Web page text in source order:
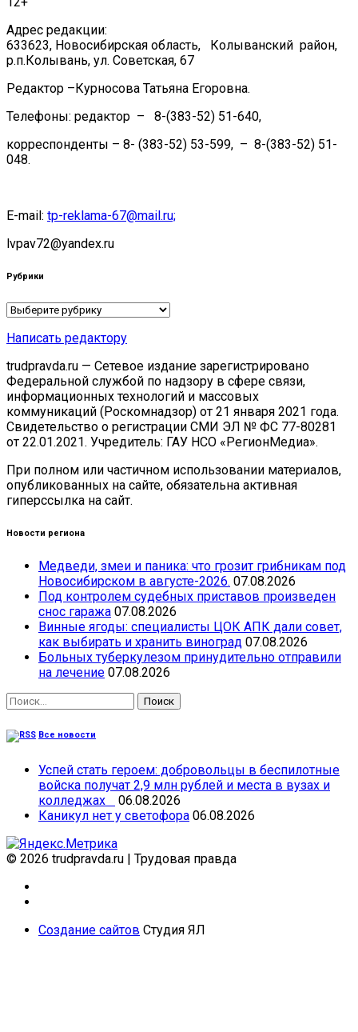
Адрес редакции:
633623, Новосибирская область, Колыванский район,
р.п.Колывань, ул. Советская, 67
Редактор –Курносова Татьяна Егоровна.
Телефоны: редактор – 8-(383-52) 51-640,
корреспонденты – 8- (383-52) 53-599, – 8-(383-52) 51-
048.
E-mail: tp-reklama-67@mail.ru;
lvpav72@yandex.ru
Рубрики
Рубрики
Написать редактору
trudpravda.ru — Сетевое издание зарегистрировано
Федеральной службой по надзору в сфере связи,
информационных технологий и массовых
коммуникаций (Роскомнадзор) от 21 января 2021 года.
Свидетельство о регистрации СМИ ЭЛ № ФС 77-80281
от 22.01.2021. Учредитель: ГАУ НСО «РегионМедиа».
При полном или частичном использовании материалов,
опубликованных на сайте, обязательна активная
гиперссылка на сайт.
Новости региона
Медведи, змеи и паника: что грозит грибникам под
Новосибирском в августе-2026. 07.08.2026
Под контролем судебных приставов произведен
снос гаража 07.08.2026
Винные ягоды: специалисты ЦОК АПК дали совет,
как выбирать и хранить виноград 07.08.2026
Больных туберкулезом принудительно отправили
на лечение 07.08.2026
Найти:
Все новости
Успей стать героем: добровольцы в беспилотные
войска получат 2,9 млн рублей и места в вузах и
колледжах
06.08.2026
Каникул нет у светофора 06.08.2026
© 2026 trudpravda.ru | Трудовая правда
Создание сайтов Студия ЯЛ